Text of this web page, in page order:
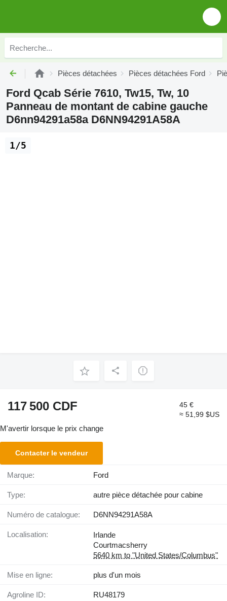
Pièces détachées Pièces détachées Ford
Ford Qcab Série 7610, Tw15, Tw, 10
Panneau de montant de cabine gauche
D6nn94291a58a D6NN94291A58A
1/5
117 500 CDF
45 €
≈ 51,99 $US
M'avertir lorsque le prix change
Contacter le vendeur
Marque: Ford
Type: autre pièce détachée pour cabine
Numéro de catalogue: D6NN94291A58A
Localisation:
Irlande
Courtmacsherry
5640 km to "United States/Columbus"
Mise en ligne: plus d'un mois
Agroline ID: RU48179